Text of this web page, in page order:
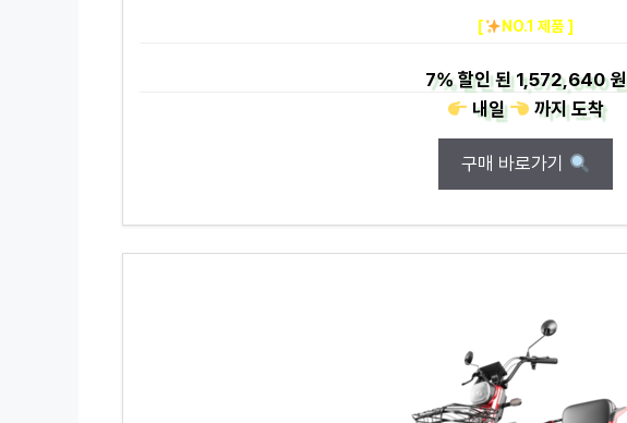
[ NO.1 제품 ]
7%할인 된1,572,640 원
내일
까지도착
구매 바로가기